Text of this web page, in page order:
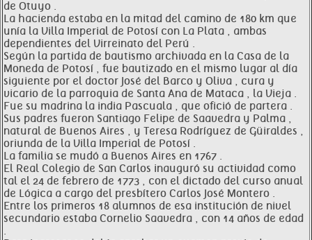
de Otuyo .
La hacienda estaba en la mitad del camino de 180 km que
unía la Villa Imperial de Potosí con La Plata , ambas
dependientes del Virreinato del Perú .
Según la partida de bautismo archivada en la Casa de la
Moneda de Potosí , fue bautizado en el mismo lugar al día
siguiente por el doctor José del Barco y Oliva , cura y
vicario de la parroquia de Santa Ana de Mataca , la Vieja .
Fue su madrina la india Pascuala , que ofició de partera .
Sus padres fueron Santiago Felipe de Saavedra y Palma ,
natural de Buenos Aires , y Teresa Rodríguez de Güiraldes ,
oriunda de la Villa Imperial de Potosí .
La familia se mudó a Buenos Aires en 1767 .
El Real Colegio de San Carlos inauguró su actividad como
tal el 24 de febrero de 1773 , con el dictado del curso anual
de Lógica a cargo del presbítero Carlos José Montero .
Entre los primeros 18 alumnos de esa institución de nivel
secundario estaba Cornelio Saavedra , con 14 años de edad
.